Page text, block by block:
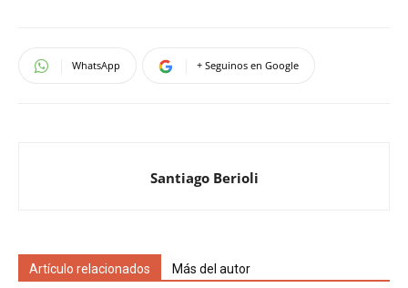
WhatsApp + Seguinos en Google
Santiago Berioli
Artículo relacionados Más del autor